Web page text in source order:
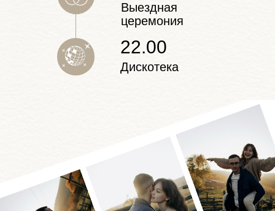
Выездная
церемония
22.00
Дискотека